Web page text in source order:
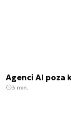
Agenci AI poza
3 min.